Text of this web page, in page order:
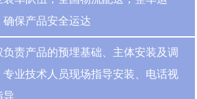
确保产品安全运达
负责产品的预埋基础、主体安装及调
专业技术人员现场指导安装、电话视
导